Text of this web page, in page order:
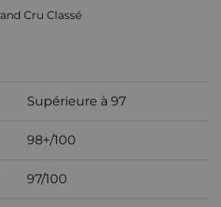
Cru Classé
Supérieure à 97
98+/100
97/100